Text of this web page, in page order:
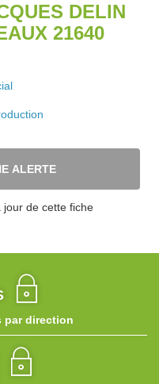
DELIN
21640
ALERTE
jour de cette fiche
par direction